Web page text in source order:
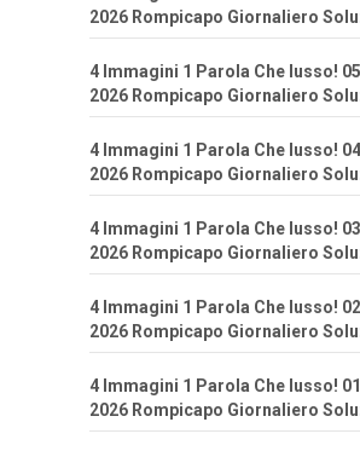
2026 Rompicapo Giornaliero
4 Immagini 1 Parola Che lusso!
2026 Rompicapo Giornaliero
4 Immagini 1 Parola Che lusso!
2026 Rompicapo Giornaliero
4 Immagini 1 Parola Che lusso!
2026 Rompicapo Giornaliero
4 Immagini 1 Parola Che lusso!
2026 Rompicapo Giornaliero
4 Immagini 1 Parola Che lusso!
2026 Rompicapo Giornaliero